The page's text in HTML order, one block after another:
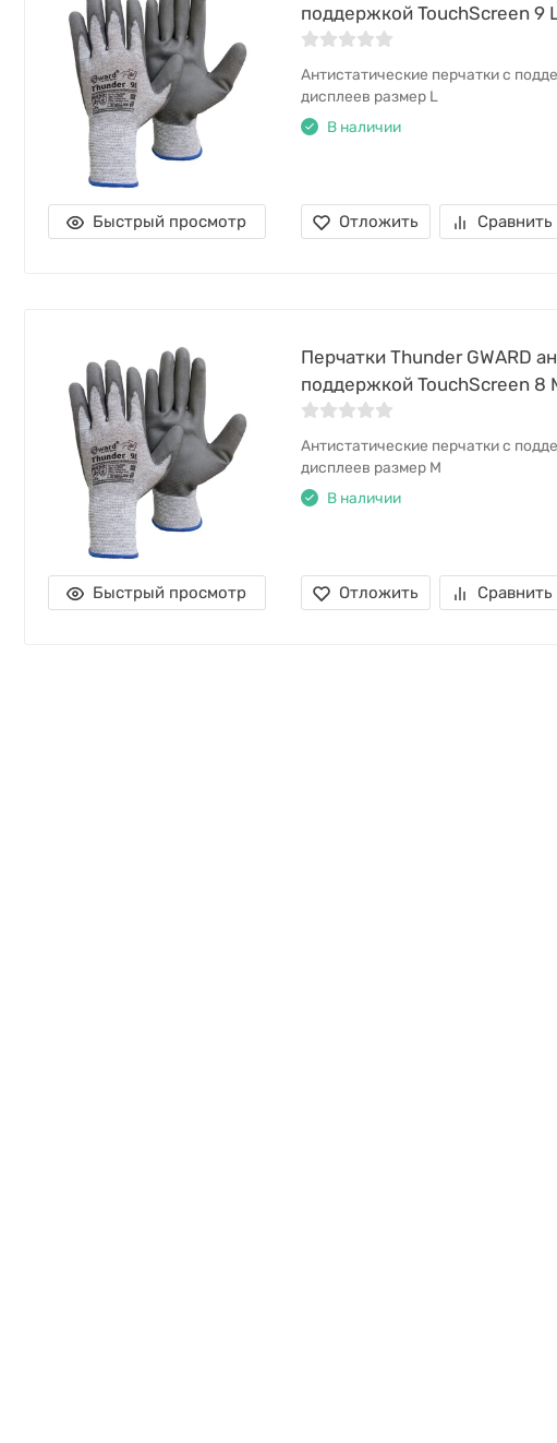
Быстрый просмотр
поддержкой TouchScreen 9
Антистатические перчатки с
дисплеев размер L
В наличии
Отложить Сравнить
Быстрый просмотр
Перчатки Thunder GWARD
поддержкой TouchScreen 8
Антистатические перчатки с
дисплеев размер M
В наличии
Отложить Сравнить